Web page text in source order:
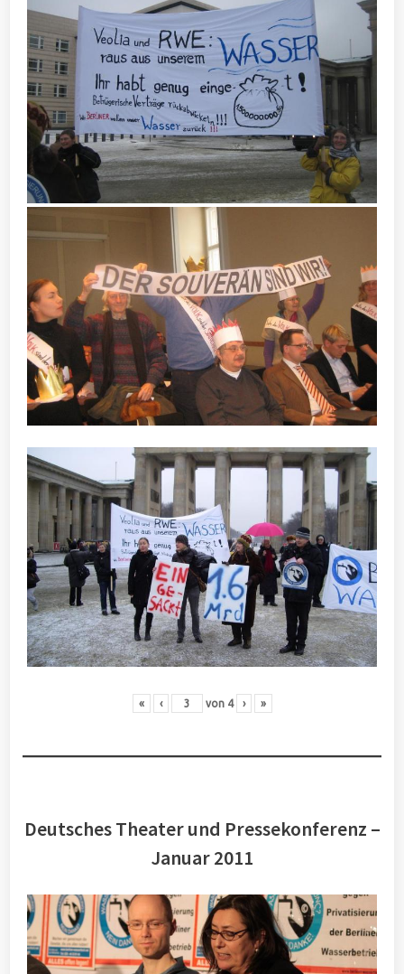
« ‹ von 4 › »
Deutsches Theater und Pressekonferenz –
Januar 2011